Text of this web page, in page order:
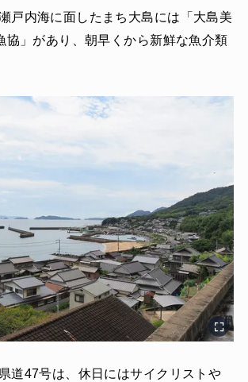
戸内海に面したまち大島には「大島美
協」があり、朝早くから新鮮な魚介類
道47号は、休日にはサイクリストや